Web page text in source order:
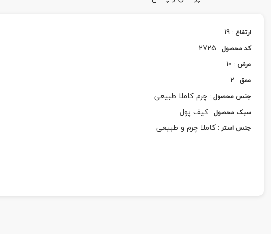
ارتفاع :
19
کد محصول :
2725
عرض :
10
عمق :
2
جنس محصول :چرم کاملا طبیعی
سبک محصول :کیف پول
جنس استر :کاملا چرم و طبیعی